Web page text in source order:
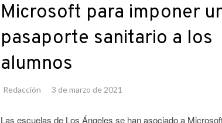
Microsoft para imponer
pasaporte sanitario a los
alumnos
Redacción 3 de marzo de 2021
Las escuelas de Los Ángeles se han asociado a